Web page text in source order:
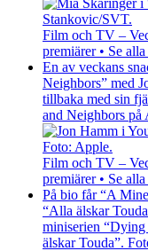
Film och TV –
premiärer • Se
En av veckans
Neighbors” med
tillbaka med sin
and Neighbors
Film och TV –
premiärer • Se
På bio får “A
“Alla älskar
miniserien
älskar Touda”.